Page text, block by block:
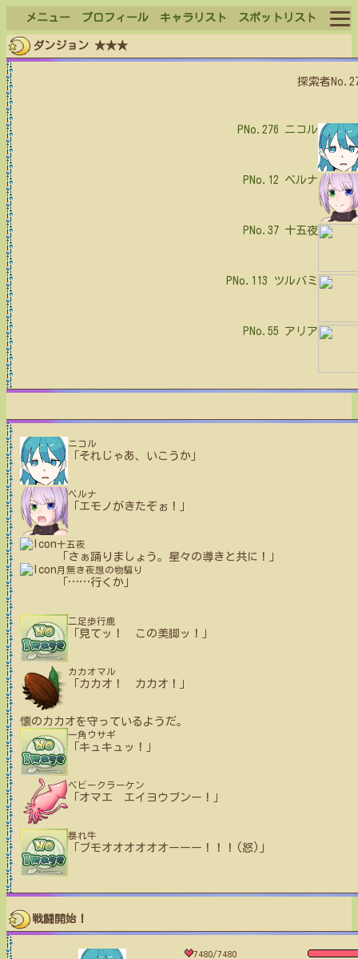
メニュー プロフィール キャラリスト スポットリスト
ログイン
ダンジョン ★★★
探索者
PNo.276 ニコル
PNo.12 ベルナ
PNo.37 十五夜
PNo.113 ツルバミ
PNo.55 アリア
ニコル
「それじゃあ、いこうか」
ベルナ
「エモノがきたぞぉ！」
十五夜
「さぁ踊りましょう。星々の導きと共に！」
月無き夜想の物騙り
……行くか」
二足歩行鹿
「見てッ！ この美脚ッ！」
カカオマル
「カカオ！ カカオ！」
懐のカカオを守っているようだ。
一角ウサギ
「キュキュッ！」
ベビークラーケン
「オマエ エイヨウブンー！」
暴れ牛
「ブモオオオオオオーーー！！！(怒)」
戦闘開始！
7480/7480